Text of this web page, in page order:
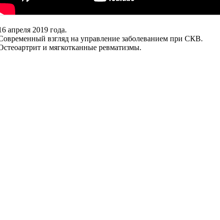
апреля 2019 года.
взгляд на управление заболеванием при СКВ.
и мягкотканные ревматизмы.